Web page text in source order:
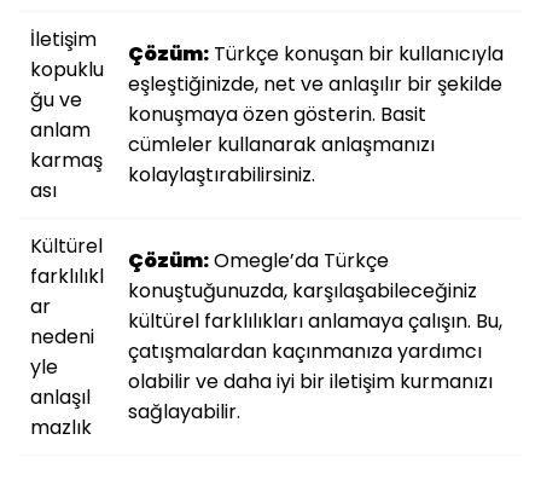
İletişim
kopuklu
ğu ve
anlam
karmaş
ası
Çözüm: Türkçe konuşan bir kullanıcıyla
eşleştiğinizde, net ve anlaşılır bir şekilde
konuşmaya özen gösterin. Basit
cümleler kullanarak anlaşmanızı
kolaylaştırabilirsiniz.
Kültürel
farklılıkl
ar
nedeni
yle
anlaşıl
mazlık
Çözüm:Omegle’da Türkçe
konuştuğunuzda, karşılaşabileceğiniz
kültürel farklılıkları anlamaya çalışın. Bu,
çatışmalardan kaçınmanıza yardımcı
olabilir ve daha iyi bir iletişim kurmanızı
sağlayabilir.